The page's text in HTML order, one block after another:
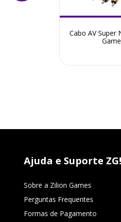
Cabo AV Super
Ajuda e Suporte ZG!
Sobre a Zilion Games
Perguntas Frequentes
Formas de Pagamento